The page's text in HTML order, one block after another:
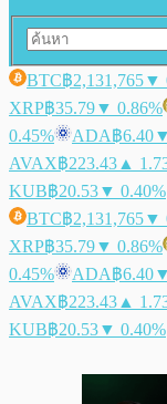
BTC฿2,131,765▼
XRP฿35.79▼ 0.86%
0.45%
ADA฿6.40
AVAX฿223.43 ▲
KUB฿20.53▼ 0.40%
BTC฿2,131,765▼
XRP฿35.79▼ 0.86%
0.45%
ADA฿6.40
AVAX฿223.43 ▲
KUB฿20.53▼ 0.40%